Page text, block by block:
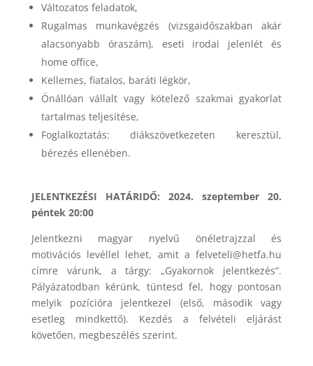
Változatos feladatok,
Rugalmas munkavégzés (vizsgaidőszakban akár
alacsonyabb óraszám), eseti irodai jelenlét és
home office,
Kellemes, fiatalos, baráti légkör,
Önállóan vállalt vagy kötelező szakmai gyakorlat
tartalmas teljesítése,
Foglalkoztatás: diákszövetkezeten keresztül,
bérezés ellenében.
JELENTKEZÉSI HATÁRIDŐ: 2024. szeptember 20.
péntek 20:00
Jelentkezni magyar nyelvű önéletrajzzal és
motivációs levéllel lehet, amit a felveteli@hetfa.hu
címre várunk, a tárgy: „Gyakornok jelentkezés”.
Pályázatodban kérünk, tüntesd fel, hogy pontosan
melyik pozícióra jelentkezel (első, második vagy
esetleg mindkettő). Kezdés a felvételi eljárást
követően, megbeszélés szerint.